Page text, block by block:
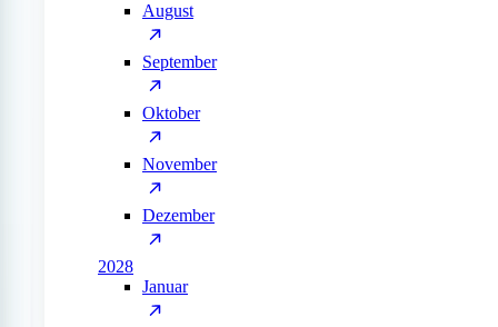
August
September
Oktober
November
Dezember
2028
Januar